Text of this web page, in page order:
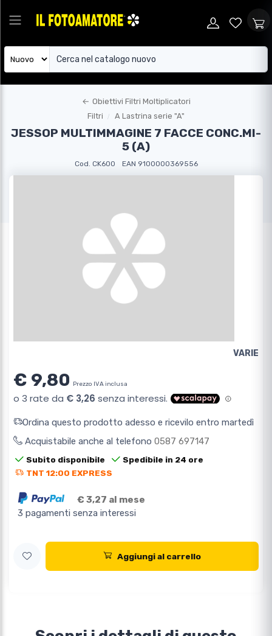
← Obiettivi Filtri Moltiplicatori
Filtri
A Lastrina serie "A"
JESSOP MULTIMMAGINE 7 FACCE CONC.MI-
5 (A)
Cod. CK600 EAN 9100000369556
VARIE
€ 9,80 Prezzo IVA inclusa
Ordina questo prodotto adesso e ricevilo entro martedì
Acquistabile anche al telefono 0587 697147
Subito disponibile
Spedibile in 24 ore
TNT 12:00 EXPRESS
€ 3,27 al mese
3 pagamenti senza interessi
Aggiungi al carrello